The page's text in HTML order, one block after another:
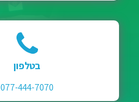
בטלפון
077-444-7070